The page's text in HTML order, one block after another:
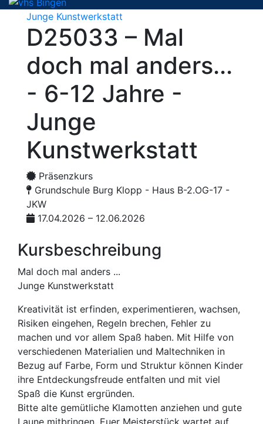
Junge Kunstwerkstatt
D25033 – Mal
doch mal anders...
- 6-12 Jahre -
Junge
Kunstwerkstatt
Präsenzkurs
Grundschule Burg Klopp - Haus B-2.OG-17 -
JKW
17.04.2026 – 12.06.2026
Kursbeschreibung
Mal doch mal anders ...
Junge Kunstwerkstatt
Kreativität ist erfinden, experimentieren, wachsen,
Risiken eingehen, Regeln brechen, Fehler zu
machen und vor allem Spaß haben. Mit Hilfe von
verschiedenen Materialien und Maltechniken in
Bezug auf Farbe, Form und Struktur können Kinder
ihre Entdeckungsfreude entfalten und mit viel
Spaß die Kunst ergründen.
Bitte alte gemütliche Klamotten anziehen und gute
Laune mitbringen. Euer Meisterstück wartet auf